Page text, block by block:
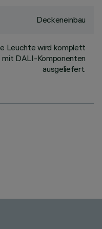
Deckeneinbau
Leuchte wird komplett
mit DALI-Komponenten
ausgeliefert.